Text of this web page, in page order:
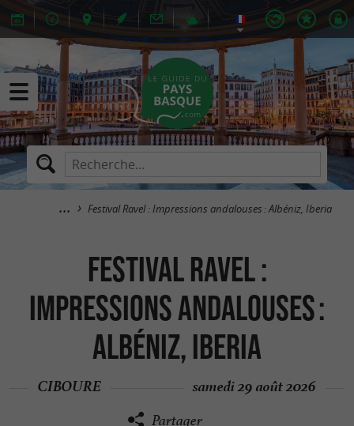
Festival Ravel : Impressions andalouses : Albéniz, Iberia
Festival Ravel :
Impressions andalouses :
Albéniz, Iberia
CIBOURE samedi 29 août 2026
Partager